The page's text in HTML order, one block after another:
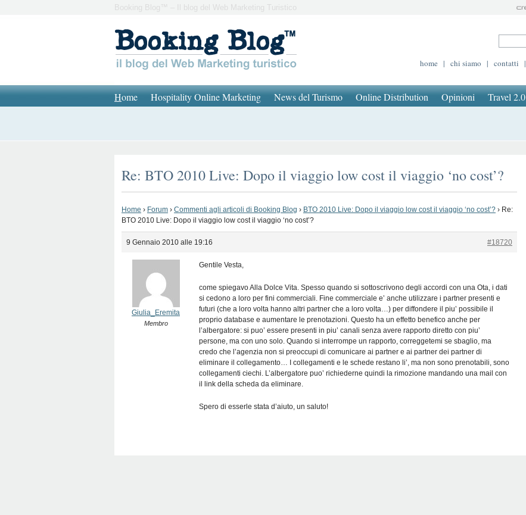
Booking Blog™ – Il blog del Web Marketing Turistico
home | chi siamo | contatti |
Home Hospitality Online Marketing News del Turismo Online Distribution Opinioni Travel 2.0
Re: BTO 2010 Live: Dopo il viaggio low cost il viaggio ‘no cost’?
Home › Forum › Commenti agli articoli di Booking Blog › BTO 2010 Live: Dopo il viaggio low cost il viaggio ‘no cost’? › Re:
BTO 2010 Live: Dopo il viaggio low cost il viaggio ‘no cost’?
9 Gennaio 2010 alle 19:16 #18720
Giulia_Eremita
Membro
Gentile Vesta,
come spiegavo Alla Dolce Vita. Spesso quando si sottoscrivono degli accordi con una Ota, i dati
si cedono a loro per fini commerciali. Fine commerciale e’ anche utilizzare i partner presenti e
futuri (che a loro volta hanno altri partner che a loro volta…) per diffondere il piu’ possibile il
proprio database e aumentare le prenotazioni. Questo ha un effetto benefico anche per
l’albergatore: si puo’ essere presenti in piu’ canali senza avere rapporto diretto con piu’
persone, ma con uno solo. Quando si interrompe un rapporto, correggetemi se sbaglio, ma
credo che l’agenzia non si preoccupi di comunicare ai partner e ai partner dei partner di
eliminare il collegamento… I collegamenti e le schede restano li’, ma non sono prenotabili, sono
collegamenti ciechi. L’albergatore puo’ richiederne quindi la rimozione mandando una mail con
il link della scheda da eliminare.
Spero di esserle stata d’aiuto, un saluto!